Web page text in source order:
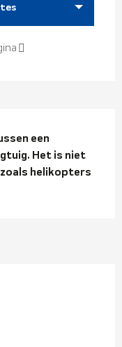
een
Het is niet
helikopters